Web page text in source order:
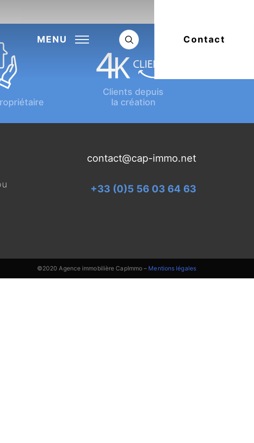
MENU Contact
Clients depuis
la création
contact@cap-immo.net
+33 (0)5 56 03 64 63
©2020 Agence immobilière CapImmo – Mentions légales